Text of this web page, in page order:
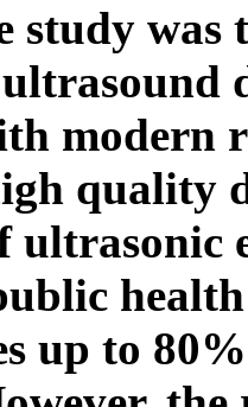
study was
modern
quality
ultrasonic
up to